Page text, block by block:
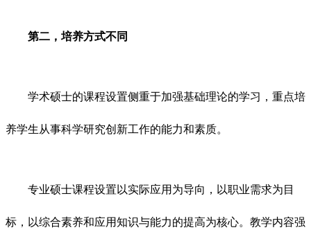
第二，培养方式不同
学术硕士的课程设置侧重于加强基础理论的学习，重点培
养学生从事科学研究创新工作的能力和素质。
专业硕士课程设置以实际应用为导向，以职业需求为目
标，以综合素养和应用知识与能力的提高为核心。教学内容强